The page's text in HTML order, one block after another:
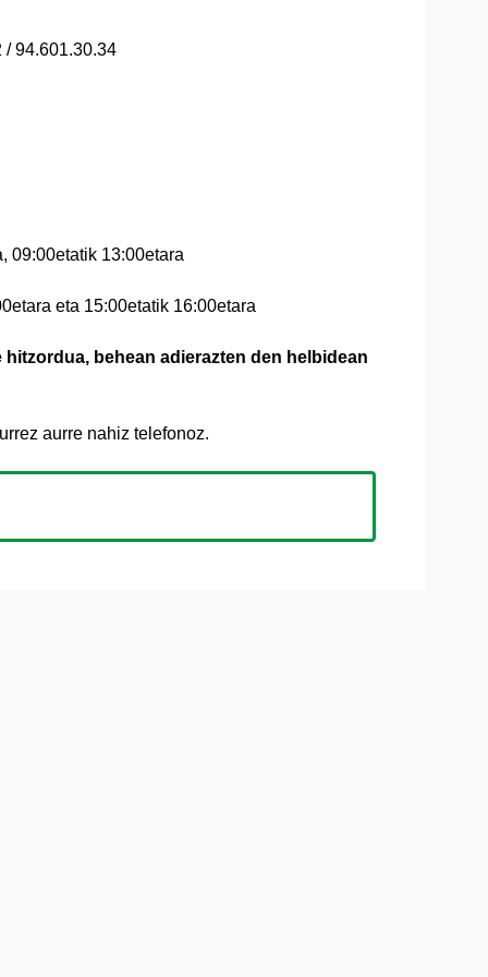
/ 94.601.30.34
09:00etatik 13:00etara
eta 15:00etatik 16:00etara
behean adierazten den helbidean
aurre nahiz telefonoz.